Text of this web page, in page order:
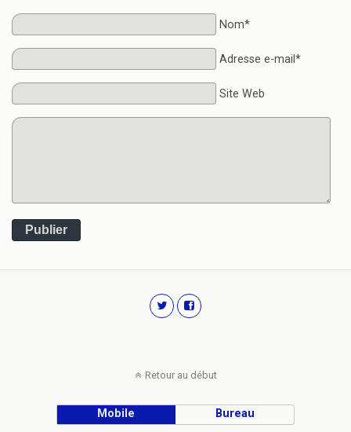
Nom*
Adresse e-mail*
Site Web
Publier
Retour au début
Mobile Bureau